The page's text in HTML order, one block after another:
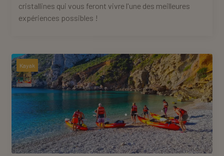
cristallines qui vous feront vivre l'une des meilleures
expériences possibles !
Kayak